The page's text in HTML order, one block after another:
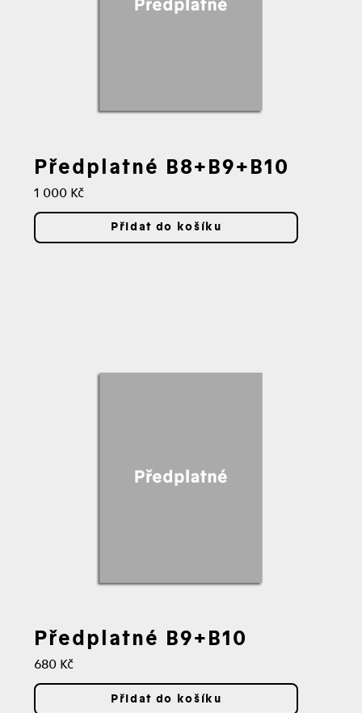
Předplatné B8+B9+B10
Cena:
1 000 Kč
Přidat do košíku
Předplatné B9+B10
Cena:
680 Kč
Přidat do košíku